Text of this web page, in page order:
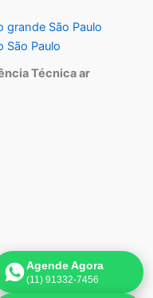
São Paulo
São Paulo
Técnica ar
Agende Agora
(11) 91332-7456